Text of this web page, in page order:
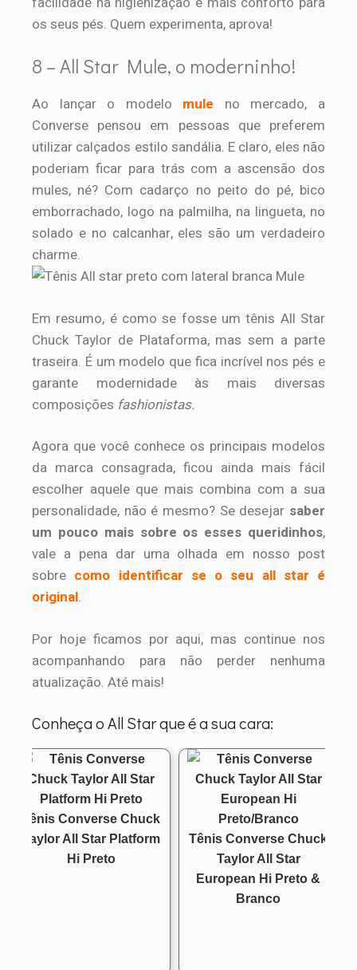
os seus pés. Quem experimenta, aprova!
8 – All Star Mule, o moderninho!
Ao lançar o modelo mule no mercado, a
Converse pensou em pessoas que preferem
utilizar calçados estilo sandália. E claro, eles não
poderiam ficar para trás com a ascensão dos
mules, né? Com cadarço no peito do pé, bico
emborrachado, logo na palmilha, na lingueta, no
solado e no calcanhar, eles são um verdadeiro
charme.
Em resumo, é como se fosse um tênis All Star
Chuck Taylor de Plataforma, mas sem a parte
traseira. É um modelo que fica incrível nos pés e
garante modernidade às mais diversas
composições fashionistas.
Agora que você conhece os principais modelos
da marca consagrada, ficou ainda mais fácil
escolher aquele que mais combina com a sua
personalidade, não é mesmo? Se desejar saber
um pouco mais sobre os esses queridinhos,
vale a pena dar uma olhada em nosso post
sobre como identificar se o seu all star é
original.
Por hoje ficamos por aqui, mas continue nos
acompanhando para não perder nenhuma
atualização. Até mais!
Conheça o All Star que é a sua cara:
Tênis Converse Chuck
Taylor All Star Platform
Hi Preto
Tênis Converse Chuck
Taylor All Star
European Hi Preto &
Branco